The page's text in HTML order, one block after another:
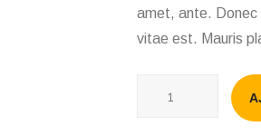
$65.00.
amet, ante. Donec
vitae est. Mauris